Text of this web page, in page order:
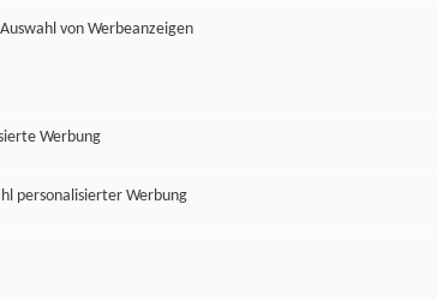
von Werbeanzeigen
Werbung
personalisierter Werbung